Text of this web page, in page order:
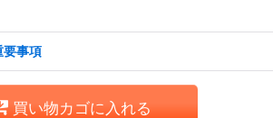
要事項
買い物カゴに入れる